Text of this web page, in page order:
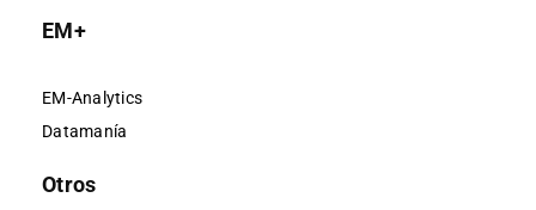
EM+
EM-Analytics
Datamanía
Otros